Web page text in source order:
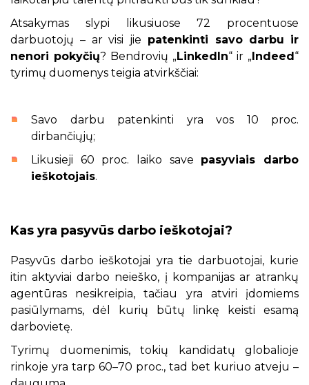
Atsakymas slypi likusiuose 72 procentuose
darbuotojų – ar visi jie patenkinti savo darbu ir
nenori pokyčių? Bendrovių „LinkedIn“ ir „Indeed“
tyrimų duomenys teigia atvirkščiai:
Savo darbu patenkinti yra vos 10 proc.
dirbančiųjų;
Likusieji 60 proc. laiko save pasyviais darbo
ieškotojais.
Kas yra pasyvūs darbo ieškotojai?
Pasyvūs darbo ieškotojai yra tie darbuotojai, kurie
itin aktyviai darbo neieško, į kompanijas ar atrankų
agentūras nesikreipia, tačiau yra atviri įdomiems
pasiūlymams, dėl kurių būtų linkę keisti esamą
darbovietę.
Tyrimų duomenimis, tokių kandidatų globalioje
rinkoje yra tarp 60–70 proc., tad bet kuriuo atveju –